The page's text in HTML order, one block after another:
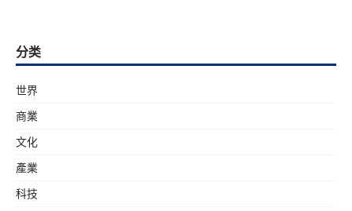
分类
世界
商業
文化
產業
科技